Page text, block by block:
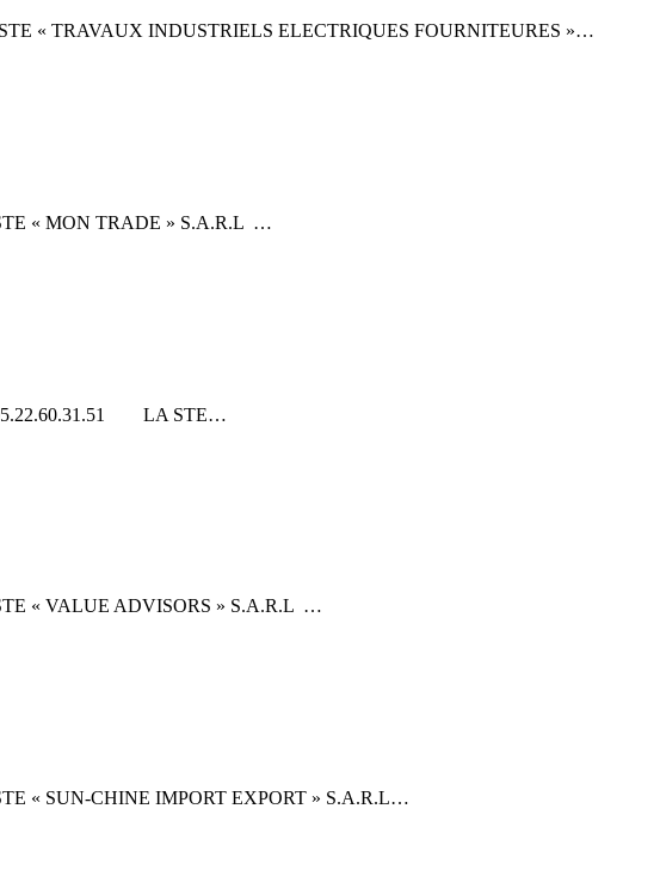
« TRAVAUX INDUSTRIELS ELECTRIQUES FOURNITEURES »…
« MON TRADE » S.A.R.L …
05.22.60.31.51 LA STE…
« VALUE ADVISORS » S.A.R.L …
« SUN-CHINE IMPORT EXPORT » S.A.R.L…